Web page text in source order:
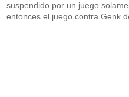
suspendido por un juego
entonces el juego contra Genk